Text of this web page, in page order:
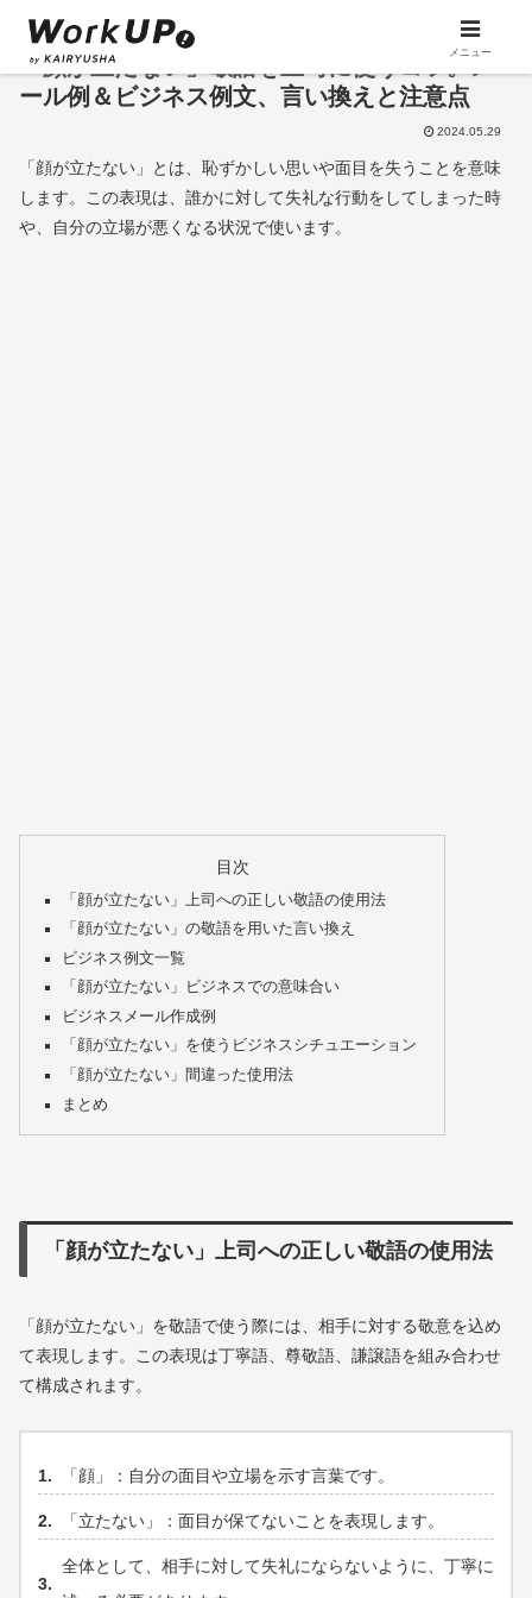
「顔が立たない」敬語を上司に使うコツ。メ
ール例＆ビジネス例文、言い換えと注意点
2024.05.29
「顔が立たない」とは、恥ずかしい思いや面目を失うことを意味
します。この表現は、誰かに対して失礼な行動をしてしまった時
や、自分の立場が悪くなる状況で使います。
目次
「顔が立たない」上司への正しい敬語の使用法
「顔が立たない」の敬語を用いた言い換え
ビジネス例文一覧
「顔が立たない」ビジネスでの意味合い
ビジネスメール作成例
「顔が立たない」を使うビジネスシチュエーション
「顔が立たない」間違った使用法
まとめ
「顔が立たない」上司への正しい敬語の使用法
「顔が立たない」を敬語で使う際には、相手に対する敬意を込め
て表現します。この表現は丁寧語、尊敬語、謙譲語を組み合わせ
て構成されます。
「顔」：自分の面目や立場を示す言葉です。
「立たない」：面目が保てないことを表現します。
全体として、相手に対して失礼にならないように、丁寧に
メニュー